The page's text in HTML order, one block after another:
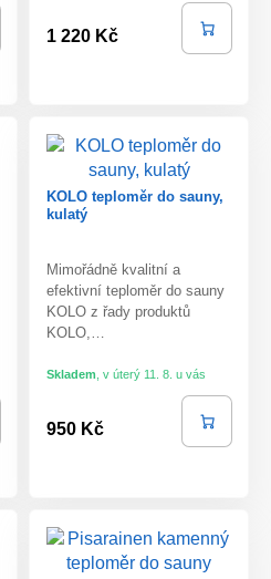
1 220 Kč
KOLO teploměr do sauny,
kulatý
Mimořádně kvalitní a
efektivní teploměr do sauny
KOLO z řady produktů
KOLO,…
Skladem v úterý 11. 8. u vás
950 Kč